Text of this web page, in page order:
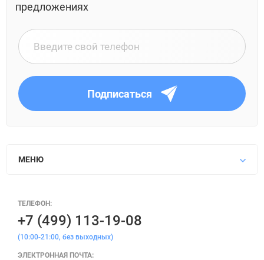
предложениях
Подписаться
МЕНЮ
ТЕЛЕФОН:
+7 (499) 113-19-08
(10:00-21:00, без выходных)
ЭЛЕКТРОННАЯ ПОЧТА: